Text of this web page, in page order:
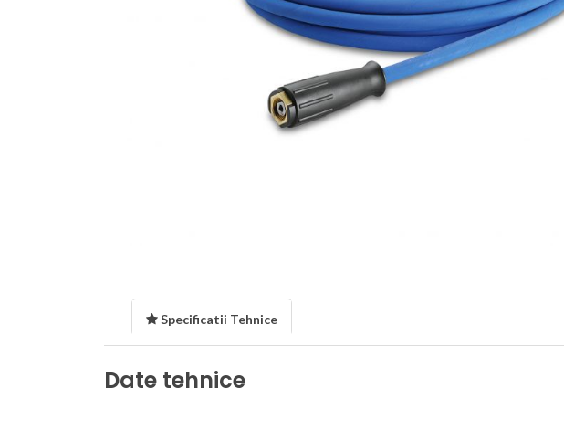
Specificatii Tehnice
Date tehnice